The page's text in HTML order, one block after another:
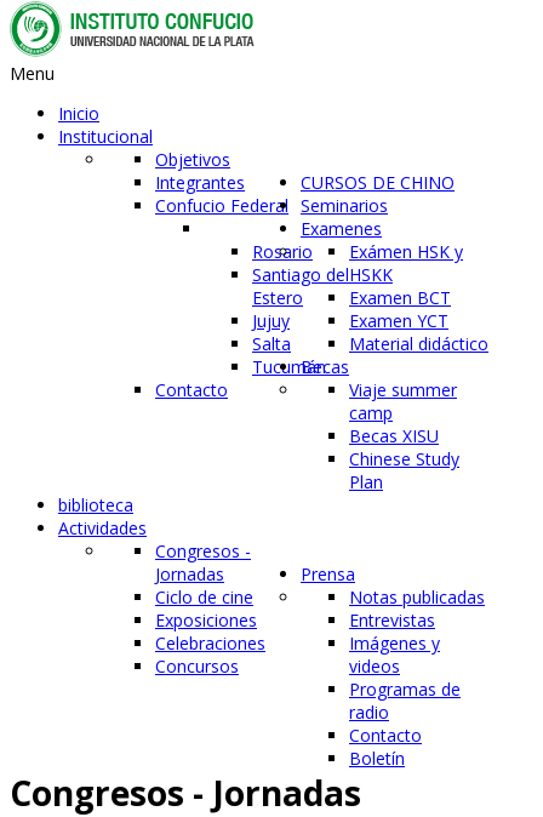
Menu
Inicio
Institucional
Objetivos
Integrantes
Confucio Federal
Rosario
Santiago del
Estero
Jujuy
Salta
Tucumán
Contacto
CURSOS DE CHINO
Seminarios
Examenes
Exámen HSK y
HSKK
Examen BCT
Examen YCT
Material didáctico
Becas
Viaje summer
camp
Becas XISU
Chinese Study
Plan
biblioteca
Actividades
Congresos -
Jornadas
Ciclo de cine
Exposiciones
Celebraciones
Concursos
Prensa
Notas publicadas
Entrevistas
Imágenes y
videos
Programas de
radio
Contacto
Boletín
Congresos - Jornadas